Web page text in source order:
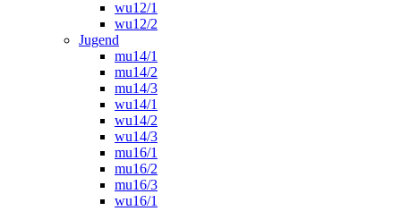
wu12/1
wu12/2
Jugend
mu14/1
mu14/2
mu14/3
wu14/1
wu14/2
wu14/3
mu16/1
mu16/2
mu16/3
wu16/1